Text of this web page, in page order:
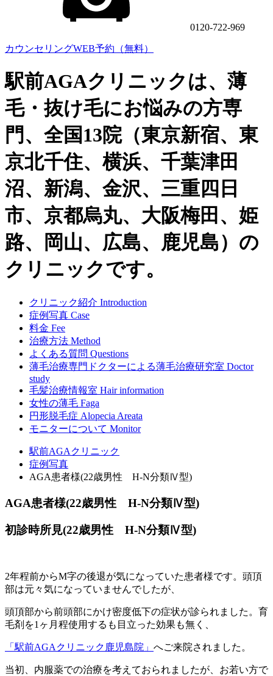
0120-722-969
カウンセリングWEB予約（無料）
駅前AGAクリニックは、薄
毛・抜け毛にお悩みの方専
門、全国13院（東京新宿、東
京北千住、横浜、千葉津田
沼、新潟、金沢、三重四日
市、京都烏丸、大阪梅田、姫
路、岡山、広島、鹿児島）の
クリニックです。
クリニック紹介 Introduction
症例写真 Case
料金 Fee
治療方法 Method
よくある質問 Questions
薄毛治療専門ドクターによる薄毛治療研究室 Doctor
study
毛髪治療情報室 Hair information
女性の薄毛 Faga
円形脱毛症 Alopecia Areata
モニターについて Monitor
駅前AGAクリニック
症例写真
AGA患者様(22歳男性 H-N分類Ⅳ型)
AGA患者様(22歳男性 H-N分類Ⅳ型)
初診時所見(22歳男性 H-N分類Ⅳ型)
2年程前からM字の後退が気になっていた患者様です。頭頂
部は元々気になっていませんでしたが、
頭頂部から前頭部にかけ密度低下の症状が診られました。育
毛剤を1ヶ月程使用するも目立った効果も無く、
「駅前AGAクリニック鹿児島院」 へご来院されました。
当初、内服薬での治療を考えておられましたが、お若い方で